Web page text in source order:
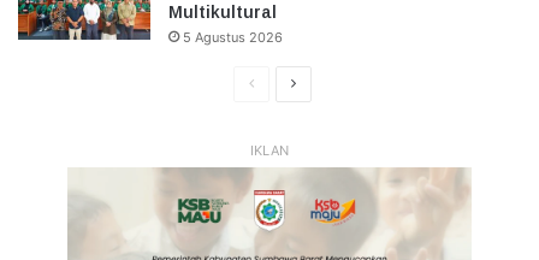
Multikultural
5 Agustus 2026
HalamanHalaman
IKLAN